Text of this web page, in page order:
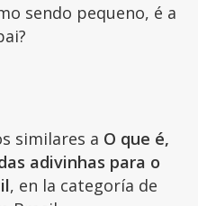
sendo pequeno, é a
similares a O que é,
adivinhas para o
, en la categoría de